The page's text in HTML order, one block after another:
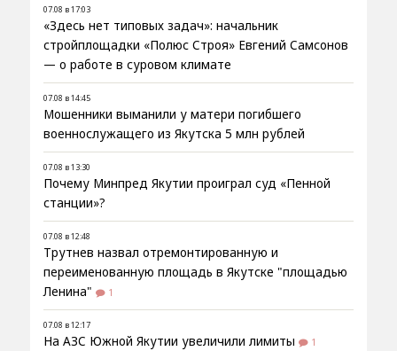
07.08 в 17:03
«Здесь нет типовых задач»: начальник
стройплощадки «Полюс Строя» Евгений Самсонов
— о работе в суровом климате
07.08 в 14:45
Мошенники выманили у матери погибшего
военнослужащего из Якутска 5 млн рублей
07.08 в 13:30
Почему Минпред Якутии проиграл суд «Пенной
станции»?
07.08 в 12:48
Трутнев назвал отремонтированную и
переименованную площадь в Якутске "площадью
Ленина"
1
07.08 в 12:17
На АЗС Южной Якутии увеличили лимиты 1